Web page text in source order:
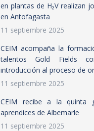
en plantas de H₂V realizan
en Antofagasta
11 septiembre 2025
CEIM acompaña la
talentos Gold Fields
introducción al proceso de
11 septiembre 2025
CEIM recibe a la quinta
aprendices de Albemarle
11 septiembre 2025